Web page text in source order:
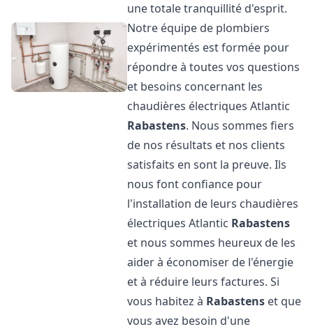
une totale tranquillité d'esprit.
Notre équipe de plombiers
expérimentés est formée pour
répondre à toutes vos questions
et besoins concernant les
chaudières électriques Atlantic
Rabastens. Nous sommes fiers
de nos résultats et nos clients
satisfaits en sont la preuve. Ils
nous font confiance pour
l'installation de leurs chaudières
électriques Atlantic Rabastens
et nous sommes heureux de les
aider à économiser de l'énergie
et à réduire leurs factures. Si
vous habitez à Rabastens et que
vous avez besoin d'une